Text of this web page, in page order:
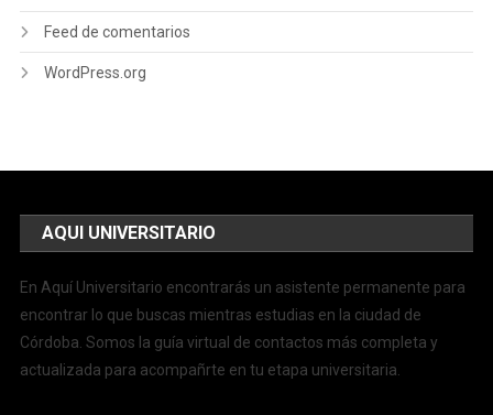
Feed de comentarios
WordPress.org
AQUI UNIVERSITARIO
En Aquí Universitario encontrarás un asistente permanente para
encontrar lo que buscas mientras estudias en la ciudad de
Córdoba. Somos la guía virtual de contactos más completa y
actualizada para acompañrte en tu etapa universitaria.